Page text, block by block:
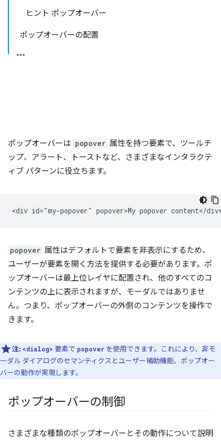
ヒント ポップオーバー
ポップオーバーの配置
ポップオーバーは popover 属性を持つ要素で、ツールチ
ップ、アラート、トーストなど、さまざまなインタラクテ
ィブ パターンに役立ちます。
popover 属性はデフォルトで要素を非表示にするため、
ユーザーが要素を開く方法を提供する必要があります。ポ
ップオーバーは最上位レイヤに配置され、他のすべてのコ
ンテンツの上に表示されますが、モーダルではありませ
ん。つまり、ポップオーバーの外側のコンテンツを操作で
きます。
注: <dialog> 要素で popover を使用できます。これにより、非モ
ーダル ダイアログのセマンティクスとユーザー補助機能、ポップオー
バーの動作が実現します。
ポップオーバーの制御
さまざまな種類のポップオーバーとその動作について説明